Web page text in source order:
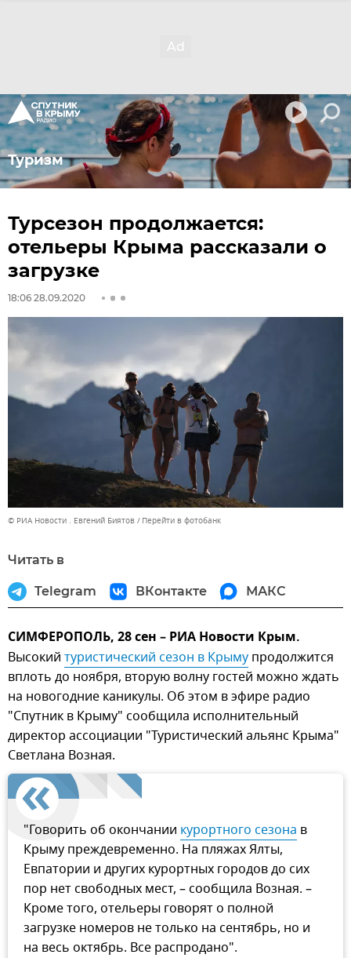
Туризм
Турсезон продолжается:
отельеры Крыма рассказали о
загрузке
18:06 28.09.2020
© РИА Новости . Евгений Биятов Перейти в фотобанк
Читать в
Telegram ВКонтакте МАКС
СИМФЕРОПОЛЬ, 28 сен – РИА Новости Крым.
Высокий туристический сезон в Крыму продолжится
вплоть до ноября, вторую волну гостей можно ждать
на новогодние каникулы. Об этом в эфире радио
"Спутник в Крыму" сообщила исполнительный
директор ассоциации "Туристический альянс Крыма"
Светлана Возная.
"Говорить об окончании курортного сезона в
Крыму преждевременно. На пляжах Ялты,
Евпатории и других курортных городов до сих
пор нет свободных мест, – сообщила Возная. –
Кроме того, отельеры говорят о полной
загрузке номеров не только на сентябрь, но и
на весь октябрь. Все распродано".